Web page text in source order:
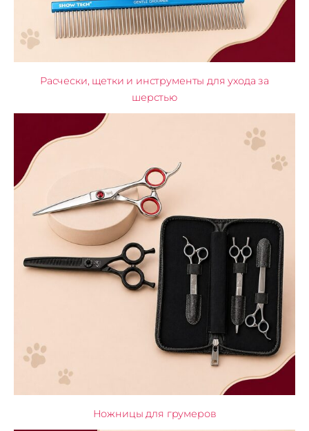
Расчески, щетки и инструменты для ухода за
шерстью
Ножницы для грумеров